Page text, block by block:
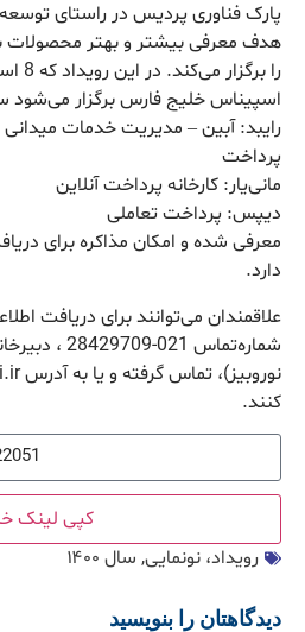
پارک فناوری پردیس در راستای توسعه
هدف معرفی بیشتر و بهتر محصولات
را
اسپیناس خلیج فارس برگزار
پرداخت
مانی‌یار: کارخانه پرداخت آنلاین
دیپس: پرداخت تعاملی
معرفی شده و امکان مذاکره برای
دارد.
علاقمندان می‌توانند برای دریافت
شماره‌تماس
کنند.
کپی لینک
رویداد، نونمایی, سال ۱۴۰۰
دیدگاهتان را بنویسید